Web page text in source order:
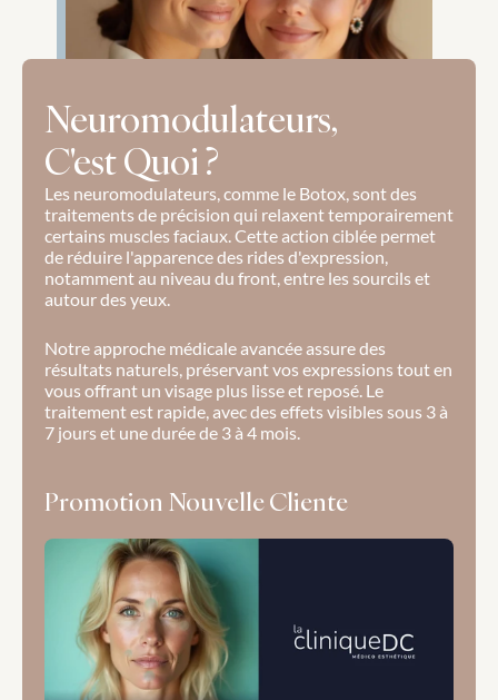
Neuromodulateurs,
C'est Quoi ?
Les neuromodulateurs, comme le Botox, sont des
traitements de précision qui relaxent temporairement
certains muscles faciaux. Cette action ciblée permet
de réduire l'apparence des rides d'expression,
notamment au niveau du front, entre les sourcils et
autour des yeux.
Notre approche médicale avancée assure des
résultats naturels, préservant vos expressions tout en
vous offrant un visage plus lisse et reposé. Le
traitement est rapide, avec des effets visibles sous 3 à
7 jours et une durée de 3 à 4 mois.
Promotion Nouvelle Cliente